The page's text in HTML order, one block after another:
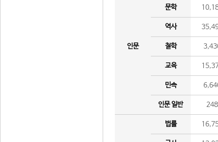
인문
문학
역사
철학
교육
민속
인문 일반 248
법률